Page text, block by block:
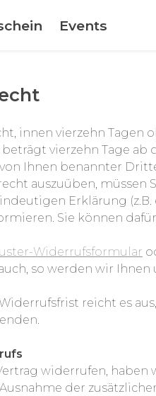
Events
innen vierzehn Tagen
vierzehn Tage ab
Ihnen benannter
auszuüben, müssen
Erklärung
Sie können
Widerrufsformular
so werden wir
reicht es
widerrufen,
der